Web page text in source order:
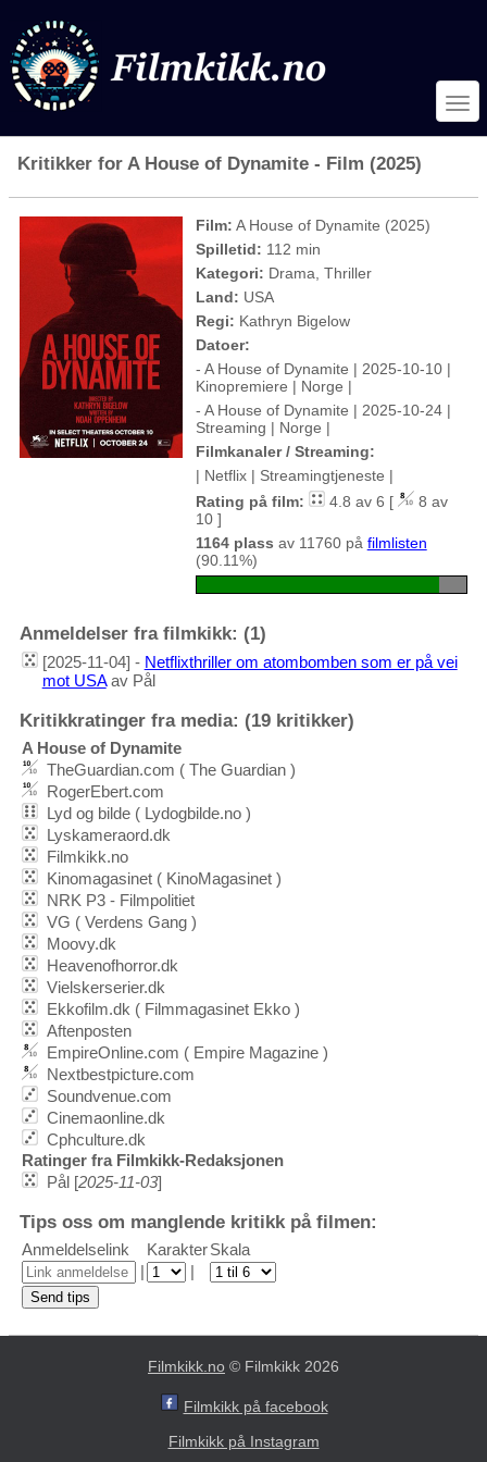
Kritikker for A House of Dynamite - Film (2025)
Film: A House of Dynamite (2025)
Spilletid: 112 min
Kategori: Drama, Thriller
Land: USA
Regi: Kathryn Bigelow
Datoer:
- A House of Dynamite | 2025-10-10 |
Kinopremiere | Norge |
- A House of Dynamite | 2025-10-24 |
Streaming | Norge |
Filmkanaler / Streaming:
| Netflix | Streamingtjeneste |
Rating på film:
4.8 av 6 [
8 av
10 ]
1164 plass av 11760 på filmlisten
(90.11%)
Anmeldelser fra filmkikk: (1)
[2025-11-04] - Netflixthriller om atombomben som er på vei
mot USAav Pål
Kritikkratinger fra media: (19 kritikker)
A House of Dynamite
TheGuardian.com ( The Guardian )
RogerEbert.com
Lyd og bilde ( Lydogbilde.no )
Lyskameraord.dk
Filmkikk.no
Kinomagasinet ( KinoMagasinet )
NRK P3 - Filmpolitiet
VG ( Verdens Gang )
Moovy.dk
Heavenofhorror.dk
Vielskerserier.dk
Ekkofilm.dk ( Filmmagasinet Ekko )
Aftenposten
EmpireOnline.com ( Empire Magazine )
Nextbestpicture.com
Soundvenue.com
Cinemaonline.dk
Cphculture.dk
Ratinger fra Filmkikk-Redaksjonen
Pål [2025-11-03]
Tips oss om manglende kritikk på filmen:
Anmeldelselink KarakterSkala
|
|
Filmkikk.no © Filmkikk 2026
Filmkikk på facebook
Filmkikk på Instagram